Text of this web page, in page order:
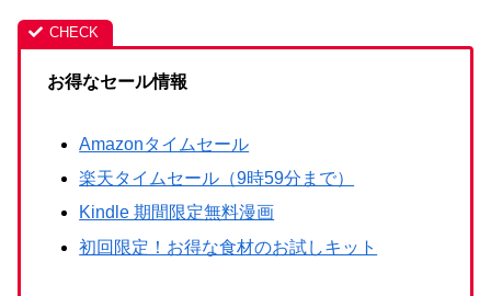
お得なセール情報
Amazonタイムセール
楽天タイムセール（9時59分まで）
Kindle 期間限定無料漫画
初回限定！お得な食材のお試しキット